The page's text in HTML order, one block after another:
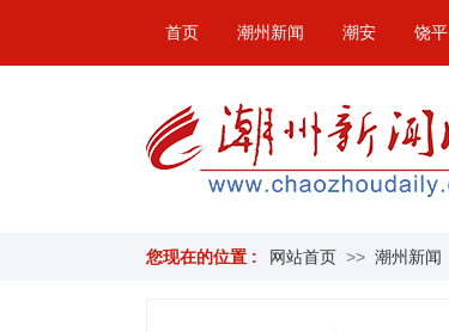
首页 潮州新闻 潮安 饶平
您现在的位置 : 网站首页 >> 潮州新闻